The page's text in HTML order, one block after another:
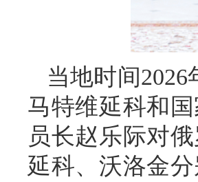
当地时间
马特维延科和
员长赵乐际对
延科、沃洛金